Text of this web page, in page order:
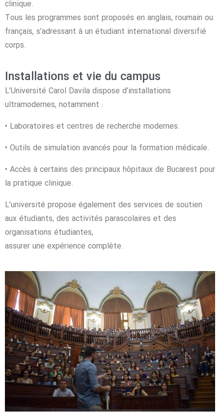
clinique.
Tous les programmes sont proposés en anglais, roumain ou
français, s’adressant à un étudiant international diversifié
corps.
Installations et vie du campus
L’Université Carol Davila dispose d’installations
ultramodernes, notamment :
• Laboratoires et centres de recherche modernes.
• Outils de simulation avancés pour la formation médicale.
• Accès à certains des principaux hôpitaux de Bucarest pour
la pratique clinique.
L’université propose également des services de soutien
aux étudiants, des activités parascolaires et des
organisations étudiantes,
assurer une expérience complète.